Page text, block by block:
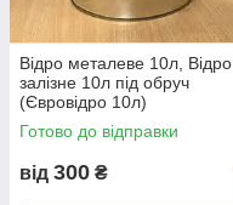
Відро металеве 10л, Відро
залізне 10л під обруч
(Євровідро 10л)
Готово до відправки
від 300 ₴